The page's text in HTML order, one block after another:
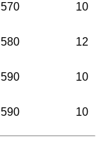
570 10
580 12
590 10
590 10